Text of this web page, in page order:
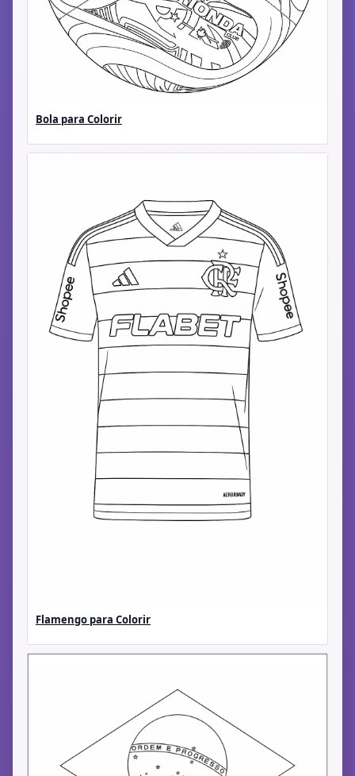
Bola para Colorir
Flamengo para Colorir